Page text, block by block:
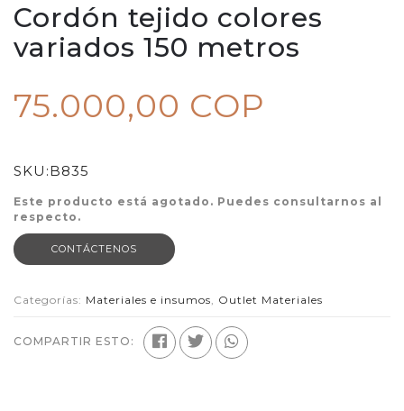
Cordón tejido colores
variados 150 metros
75.000,00 COP
SKU:B835
Este producto está agotado. Puedes consultarnos al
respecto.
CONTÁCTENOS
Categorías: Materiales e insumos, Outlet Materiales
COMPARTIR ESTO: